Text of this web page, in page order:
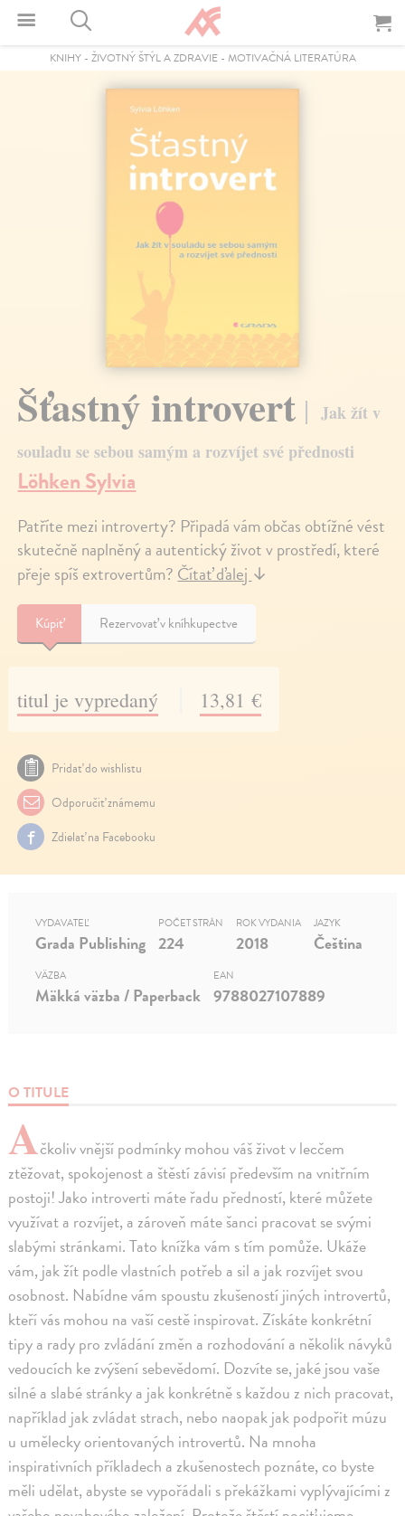
KNIHY- ŽIVOTNÝ ŠTÝL A ZDRAVIE- MOTIVAČNÁ LITERATÚRA
Šťastný introvert
Jak žít v
souladu se sebou samým a rozvíjet své přednosti
Löhken Sylvia
Patříte mezi introverty? Připadá vám občas obtížné vést
skutečně naplněný a autentický život v prostředí, které
přeje spíš extrovertům?Čítať ďalej↓
Kúpiť Rezervovať v kníhkupectve
titul je vypredaný 13,81 €
Pridať do wishlistu
Odporučiť známemu
Zdielať na Facebooku
O TITULE
Ačkoliv vnější podmínky mohou váš život v lecčem
ztěžovat, spokojenost a štěstí závisí především na vnitřním
postoji! Jako introverti máte řadu předností, které můžete
využívat a rozvíjet, a zároveň máte šanci pracovat se svými
slabými stránkami. Tato knížka vám s tím pomůže. Ukáže
vám, jak žít podle vlastních potřeb a sil a jak rozvíjet svou
osobnost. Nabídne vám spoustu zkušeností jiných introvertů,
kteří vás mohou na vaší cestě inspirovat. Získáte konkrétní
tipy a rady pro zvládání změn a rozhodování a několik návyků
vedoucích ke zvýšení sebevědomí. Dozvíte se, jaké jsou vaše
silné a slabé stránky a jak konkrétně s každou z nich pracovat,
například jak zvládat strach, nebo naopak jak podpořit múzu
u umělecky orientovaných introvertů. Na mnoha
inspirativních příkladech a zkušenostech poznáte, co byste
měli udělat, abyste se vypořádali s překážkami vyplývajícími z
VYDAVATEĽ
Grada Publishing
POČET STRÁN
224
ROK VYDANIA
2018
JAZYK
Čeština
VÄZBA
Mäkká väzba / Paperback
EAN
9788027107889